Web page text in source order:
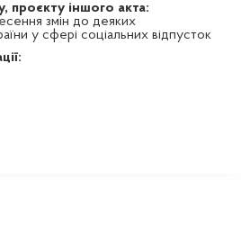
проєкту іншого акта:
змін до деяких
у сфері соціальних відпусток